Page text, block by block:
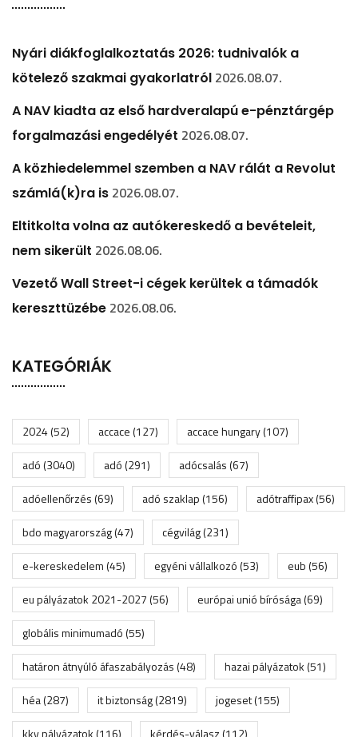
Nyári diákfoglalkoztatás 2026: tudnivalók a
kötelező szakmai gyakorlatról 2026.08.07.
A NAV kiadta az első hardveralapú e-pénztárgép
forgalmazási engedélyét 2026.08.07.
A közhiedelemmel szemben a NAV rálát a Revolut
számlá(k)ra is 2026.08.07.
Eltitkolta volna az autókereskedő a bevételeit,
nem sikerült 2026.08.06.
Vezető Wall Street-i cégek kerültek a támadók
kereszttüzébe 2026.08.06.
KATEGÓRIÁK
2024(52) accace(127) accace hungary(107)
adó(3040) adó(291) adócsalás(67)
adóellenőrzés(69) adó szaklap(156) adótraffipax(56)
bdo magyarország(47) cégvilág(231)
e-kereskedelem(45) egyéni vállalkozó(53) eub(56)
eu pályázatok 2021-2027(56) európai unió bírósága(69)
globális minimumadó(55)
határon átnyúló áfaszabályozás(48) hazai pályázatok(51)
héa(287) it biztonság(2819) jogeset(155)
kkv pályázatok(116) kérdés-válasz(112)